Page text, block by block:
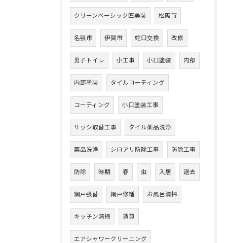
クリーンベーシック匠美装 松阪市
名張市 伊賀市 蛇口交換 改修
男子トイレ 小工事 小口塗装 内部
内部塗装 タイルコーティング
コーティング 小口塗装工事
サッシ取替工事 タイル薬品洗浄
薬品洗浄 シロアリ防除工事 防除工事
防除 時期 春 虫 入居 退去
網戸張替 網戸修繕 お風呂清掃
キッチン清掃 賃貸
エアシャワークリーニング